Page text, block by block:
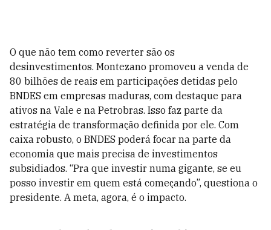
O que não tem como reverter são os
desinvestimentos. Montezano promoveu a venda de
80 bilhões de reais em participações detidas pelo
BNDES em empresas maduras, com destaque para
ativos na Vale e na Petrobras. Isso faz parte da
estratégia de transformação definida por ele. Com
caixa robusto, o BNDES poderá focar na parte da
economia que mais precisa de investimentos
subsidiados. “Pra que investir numa gigante, se eu
posso investir em quem está começando”, questiona o
presidente. A meta, agora, é o impacto.